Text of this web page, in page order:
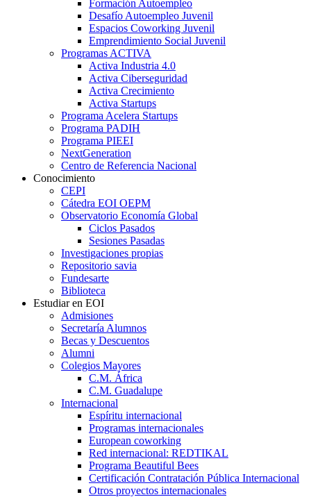
Formación Autoempleo
Desafío Autoempleo Juvenil
Espacios Coworking Juvenil
Emprendimiento Social Juvenil
Programas ACTIVA
Activa Industria 4.0
Activa Ciberseguridad
Activa Crecimiento
Activa Startups
Programa Acelera Startups
Programa PADIH
Programa PIEEI
NextGeneration
Centro de Referencia Nacional
Conocimiento
CEPI
Cátedra EOI OEPM
Observatorio Economía Global
Ciclos Pasados
Sesiones Pasadas
Investigaciones propias
Repositorio savia
Fundesarte
Biblioteca
Estudiar en EOI
Admisiones
Secretaría Alumnos
Becas y Descuentos
Alumni
Colegios Mayores
C.M. África
C.M. Guadalupe
Internacional
Espíritu internacional
Programas internacionales
European coworking
Red internacional: REDTIKAL
Programa Beautiful Bees
Certificación Contratación Pública Internacional
Otros proyectos internacionales